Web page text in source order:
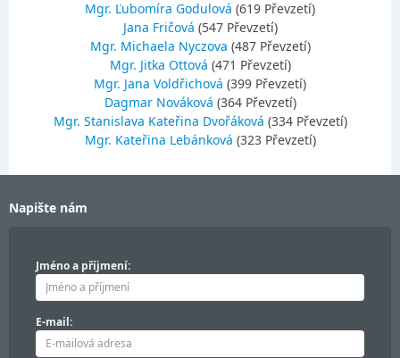
Mgr. Ľubomíra Godulová (619 Převzetí)
Jana Fričová (547 Převzetí)
Mgr. Michaela Nyczova (487 Převzetí)
Mgr. Jitka Ottová (471 Převzetí)
Mgr. Jana Voldřichová (399 Převzetí)
Dagmar Nováková (364 Převzetí)
Mgr. Stanislava Kateřina Dvořáková (334 Převzetí)
Mgr. Kateřina Lebánková (323 Převzetí)
Napište nám
Jméno a příjmení:
E-mail: